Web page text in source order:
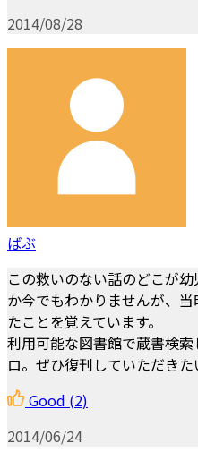
2014/08/28
ばぶ
この救いのない話のどこが
か今でもわかりませんが、
たことを覚えています。
利用可能な図書館で蔵書検
ロ。ぜひ復刊していただきた
Good (2)
2014/06/24